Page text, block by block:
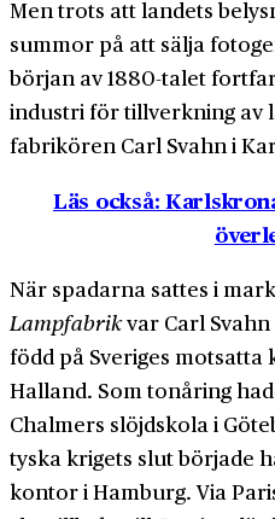
Men trots att landets
summor på att sälja
början av 1880-talet
industri för tillverkning av
fabrikören Carl Svahn i
Läs också:
När spadarna sattes i
Lampfabrikvar Carl
född på Sveriges motsatta
Halland. Som tonåring
Chalmers slöjd­skola i
tyska krigets slut började
kontor i Hamburg. Via